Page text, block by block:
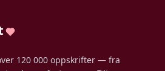
120 000 oppskrifter — fra